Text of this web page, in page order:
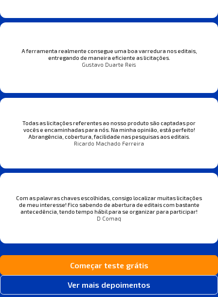
A ferramenta realmente consegue uma boa varredura nos editais,
entregando de maneira eficiente as licitações.
Gustavo Duarte Reis
Todas as licitações referentes ao nosso produto são captadas por
vocês e encaminhadas para nós. Na minha opinião, está perfeito!
Abrangência, cobertura, facilidade nas pesquisas aos editais.
Ricardo Machado Ferreira
Com as palavras chaves escolhidas, consigo localizar muitas licitações
de meu interesse! Fico sabendo de abertura de editais com bastante
antecedência, tendo tempo hábil para se organizar para participar!
D Comaq
Começar teste grátis
Ver mais depoimentos